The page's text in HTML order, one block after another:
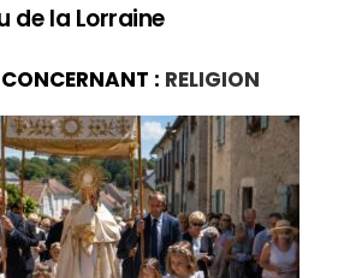
de la Lorraine
: RELIGION